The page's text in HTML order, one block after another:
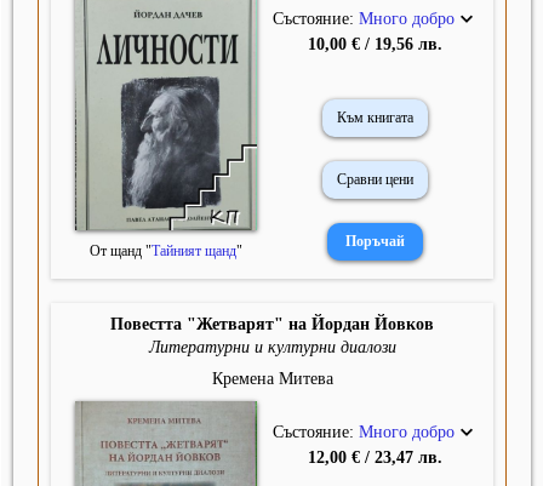
От щанд "Тайният щанд"
Състояние: Много добро
10,00 € / 19,56 лв.
Към книгата
Сравни цени
Повестта "Жетварят" на Йордан Йовков
Литературни и културни диалози
Кремена Митева
Състояние: Много добро
12,00 € / 23,47 лв.